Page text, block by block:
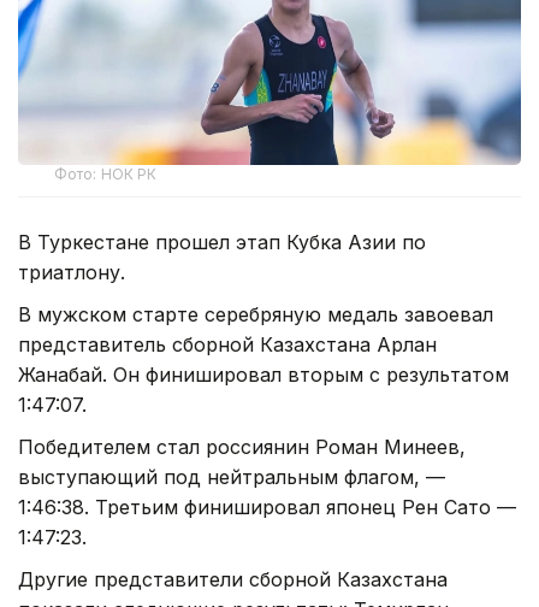
Фото: НОК РК
В Туркестане прошел этап Кубка Азии по
триатлону.
В мужском старте серебряную медаль завоевал
представитель сборной Казахстана Арлан
Жанабай. Он финишировал вторым с результатом
1:47:07.
Победителем стал россиянин Роман Минеев,
выступающий под нейтральным флагом, —
1:46:38. Третьим финишировал японец Рен Сато —
1:47:23.
Другие представители сборной Казахстана